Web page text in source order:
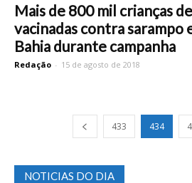
Mais de 800 mil crianças
vacinadas contra sarampo
Bahia durante campanha
Redação - 15 de agosto de 2018
433 434
NOTICIAS DO DIA